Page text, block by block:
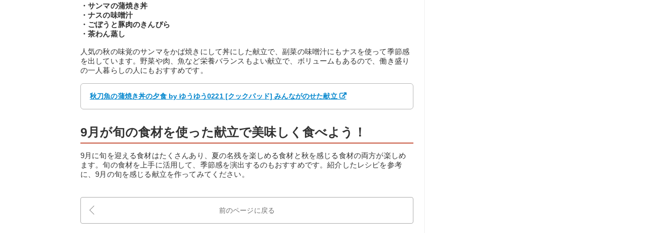
・サンマの蒲焼き丼
・ナスの味噌汁
・ごぼうと豚肉のきんぴら
・茶わん蒸し
人気の秋の味覚のサンマをかば焼きにして丼にした献立で、副菜の味噌汁にもナスを使って季節感
を出しています。野菜や肉、魚など栄養バランスもよい献立で、ボリュームもあるので、働き盛り
の一人暮らしの人にもおすすめです。
秋刀魚の蒲焼き丼の夕食 by ゆうゆう0221 [クックパッド] みんながのせた献立
9月が旬の食材を使った献立で美味しく食べよう！
9月に旬を迎える食材はたくさんあり、夏の名残を楽しめる食材と秋を感じる食材の両方が楽しめ
ます。旬の食材を上手に活用して、季節感を演出するのもおすすめです。紹介したレシピを参考
に、9月の旬を感じる献立を作ってみてください。
前のページに戻る